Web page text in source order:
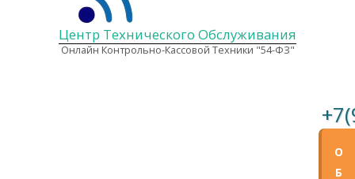
Центр Технического Обслуживания
Онлайн Контрольно-Кассовой Техники "54-ФЗ"
E-О
Б